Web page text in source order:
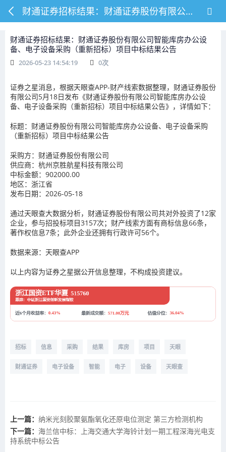
财通证券招标结果：财通证券股份有限公司智能库房办公设备、电子设备采购（重新招标）项目中标结果公告
财通证券招标结果：财通证券股份有限公司智能库房办公设
备、电子设备采购（重新招标）项目中标结果公告
2026-05-23 14:54:19 0次
证券之星消息，根据天眼查APP-财产线索数据整理，财通证券股份
有限公司5月18日发布《财通证券股份有限公司智能库房办公设
备、电子设备采购（重新招标）项目中标结果公告》，详情如下：
标题：财通证券股份有限公司智能库房办公设备、电子设备采购
（重新招标）项目中标结果公告
采购方：财通证券股份有限公司
供应商：杭州京胜航星科技有限公司
中标金额：902000.00
地区：浙江省
发布日期：2026-05-18
通过天眼查大数据分析，财通证券股份有限公司共对外投资了12家
企业，参与招投标项目3157次；财产线索方面有商标信息66条，
著作权信息7条；此外企业还拥有行政许可56个。
数据来源：天眼查APP
以上内容为证券之星据公开信息整理，不构成投资建议。
招标 信息 采购 结果 库房 项目 天眼
财通证券 电子设备 智能 电子 设备 天眼查
上一篇： 纳米光刻胶聚氨酯氧化还原电位测定 第三方检测机构
下一篇： 海兰信中标：上海交通大学海铃计划一期工程深海光电支
持系统中标公告